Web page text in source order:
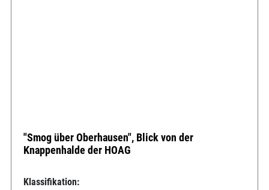
"Smog über Oberhausen", Blick von der
Knappenhalde der HOAG
Klassifikation: